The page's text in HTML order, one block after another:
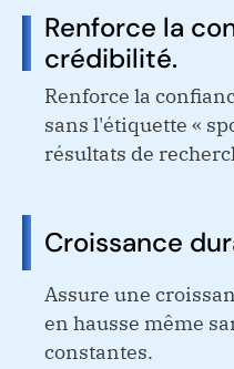
Renforce la
crédibilité.
Renforce la
sans l'étiquette «
résultats de
Croissance
Assure une
en hausse même
constantes.